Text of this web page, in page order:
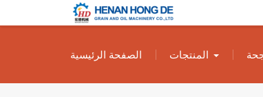
الزيوت النباتية
الصفحة الرئيسية
المنتجات